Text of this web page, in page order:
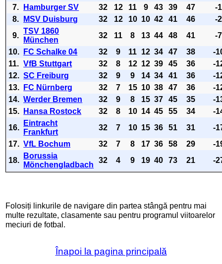
7.
Hamburger SV 32 12 11 9 43 39 47
-1
8.
MSV Duisburg 32 12 10 10 42 41 46
-2
9.
TSV 1860
München
32 11 8 13 44 48 41
-7
10.
FC Schalke 04 32 9 11 12 34 47 38
-
11. VfB Stuttgart 32 8 12 12 39 45 36
-
12. SC Freiburg 32 9 9 14 34 41 36
-
13.
FC Nürnberg 32 7 15 10 38 47 36
-
14. Werder Bremen 32 9 8 15 37 45 35
-
15.
Hansa Rostock 32 8 10 14 45 55 34
-
16.
Eintracht
Frankfurt
32 7 10 15 36 51 31
-
17. VfL Bochum 32 7 8 17 36 58 29
-
18.
Borussia
Mönchengladbach
32 4 9 19 40 73 21 -
Folosiți linkurile de navigare din partea stângă pentru mai
multe rezultate, clasamente sau pentru programul viitoarelor
meciuri de fotbal.
Înapoi la pagina principală